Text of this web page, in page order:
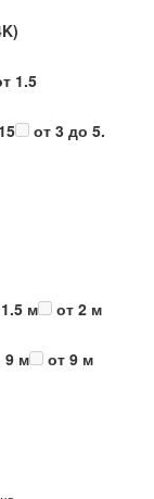
1.5
от 3 до 5.
м
от 2 м
9 м
от 9 м